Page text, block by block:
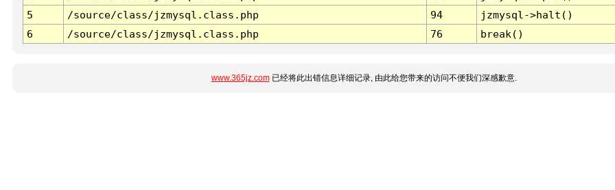
5
/source/class/jzmysql.class.php 94
jzmysql->halt()
6
/source/class/jzmysql.class.php 76 break()
www.365jz.com已经将此出错信息详细记录, 由此给您带来的访问不便我们深感歉意.